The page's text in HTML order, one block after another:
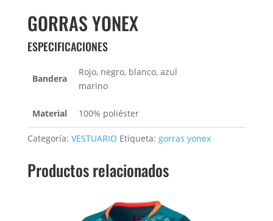
GORRAS YONEX
ESPECIFICACIONES
Bandera
Rojo, negro, blanco, azul
marino
Material 100% poliéster
Categoría: VESTUARIO Etiqueta: gorras yonex
Productos relacionados